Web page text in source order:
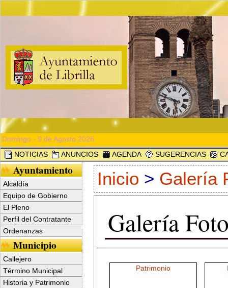
Domingo - 9 de Agosto 2026
NOTICIAS
ANUNCIOS AGENDA SUGERENCIAS
Ayuntamiento
Alcaldía
Equipo de Gobierno
El Pleno
Perfil del Contratante
Ordenanzas
Municipio
Callejero
Término Municipal
Historia y Patrimonio
Inicio > Galería
Galería
Patrimonio